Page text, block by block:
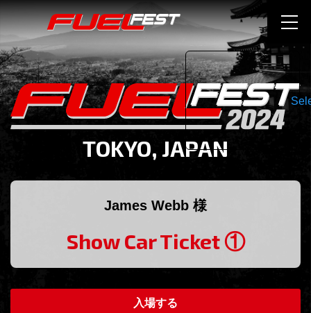
TOKYO, JAPAN
James Webb 様
Show Car Ticket ①